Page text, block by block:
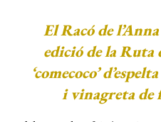
El Racó de
edició de la Ruta
‘comecoco’
i vinagreta de